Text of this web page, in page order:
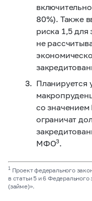
80%). Также
риска 1,5
не
Планируется
со
ограничат
МФО3.
1Проект федерального
в статьи 5 и 6
(займе)».